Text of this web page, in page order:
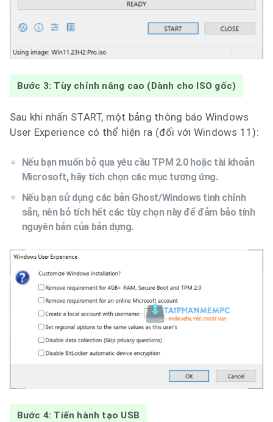
Bước 3: Tùy chỉnh nâng cao (Dành cho ISO gốc)
Sau khi nhấn START, một bảng thông báo Windows
User Experience có thể hiện ra (đối với Windows 11):
Nếu bạn muốn bỏ qua yêu cầu TPM 2.0 hoặc tài khoản
Microsoft, hãy tích chọn các mục tương ứng.
Nếu bạn sử dụng các bản Ghost/Windows tinh chỉnh
sẵn, nên bỏ tích hết các tùy chọn này để đảm bảo tính
nguyên bản của bản dựng.
Bước 4: Tiến hành tạo USB